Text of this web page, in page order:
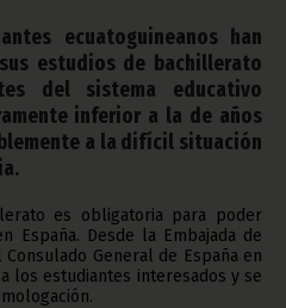
ecuatoguineanos han
estudios de bachillerato
del sistema educativo
inferior a la de años
a la difícil situación
es obligatoria para poder
España. Desde la Embajada de
General de España en
los estudiantes interesados y se